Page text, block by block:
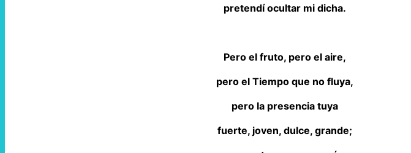
pretendí ocultar mi dicha.
Pero el fruto, pero el aire,
pero el Tiempo que no fluya,
pero la presencia tuya
fuerte, joven, dulce, grande;